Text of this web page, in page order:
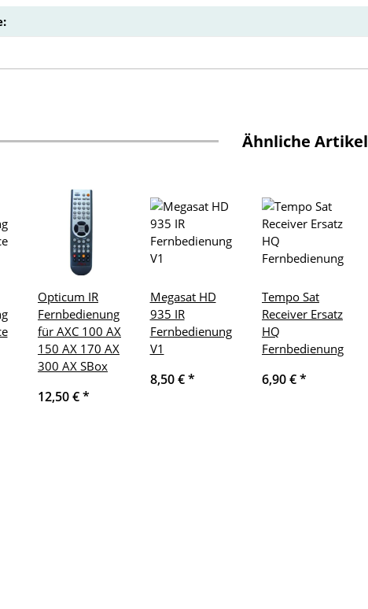
Ähnliche Artikel
Opticum IR
Fernbedienung
für AXC 100 AX
150 AX 170 AX
300 AX SBox
12,50 €*
Megasat HD
935 IR
Fernbedienung
V1
8,50 €*
Tempo Sat
Receiver Ersatz
HQ
Fernbedienung
6,90 €*